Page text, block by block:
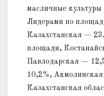
масличные культуры
Лидерами по
Казахстанская —
площади,
Павлодарская —
10,2%,
Казахстанская